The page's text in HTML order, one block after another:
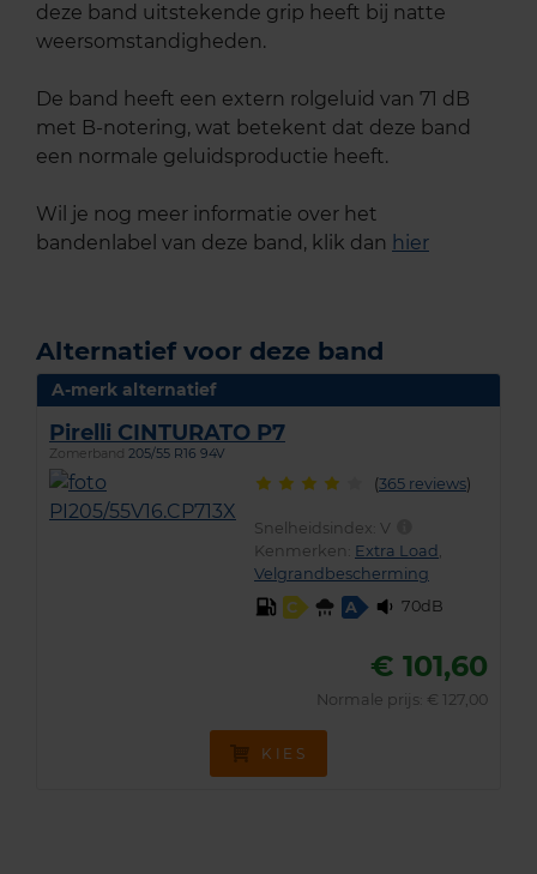
deze band uitstekende grip heeft bij natte
weersomstandigheden.
De band heeft een extern rolgeluid van 71 dB
met B-notering, wat betekent dat deze band
een normale geluidsproductie heeft.
Wil je nog meer informatie over het
bandenlabel van deze band, klik dan hier
Alternatief voor deze band
A-merk alternatief
Pirelli CINTURATO P7
Zomerband 205/55 R16 94V
(365 reviews)
Snelheidsindex: V
Kenmerken: Extra Load
Velgrandbescherming
C
A 70dB
€ 101,60
Normale prijs: € 127,00
KIES